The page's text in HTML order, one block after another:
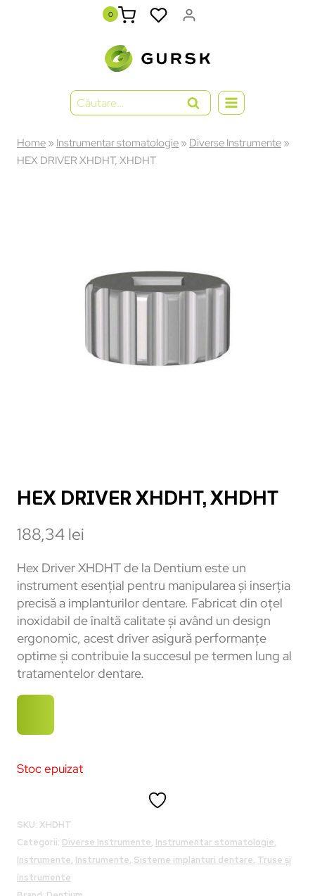
0
Home»Instrumentar stomatologie»Diverse Instrumente»
HEX DRIVER XHDHT, XHDHT
HEX DRIVER XHDHT, XHDHT
188,34 lei
Hex Driver XHDHT de la Dentium este un
instrument esențial pentru manipularea și inserția
precisă a implanturilor dentare. Fabricat din oțel
inoxidabil de înaltă calitate și având un design
ergonomic, acest driver asigură performanțe
optime și contribuie la succesul pe termen lung al
tratamentelor dentare.
Stoc epuizat
SKU: XHDHT
Categorii: Diverse Instrumente, Instrumentar stomatologie,
Instrumente, Instrumente, Sisteme implanturi dentare, Truse și
instrumente